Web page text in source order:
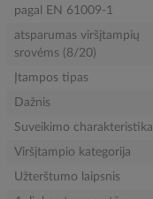
pagal EN 61009-1
atsparumas viršįtampių
srovėms (8/20)
Įtampos tipas
Dažnis
Suveikimo charakteristika
Viršįtampio kategorija
Užterštumo laipsnis